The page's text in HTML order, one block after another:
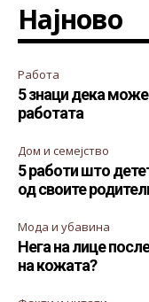
Најново
Работа
5 знаци дека
работата
Дом и семејство
5 работи што
од своите
Мода и убавина
Нега на лице
на кожата?